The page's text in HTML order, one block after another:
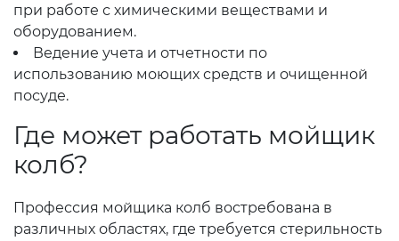
при работе с химическими веществами и
оборудованием.
Ведение учета и отчетности по
использованию моющих средств и очищенной
посуде.
Где может работать мойщик
колб?
Профессия мойщика колб востребована в
различных областях, где требуется стерильность